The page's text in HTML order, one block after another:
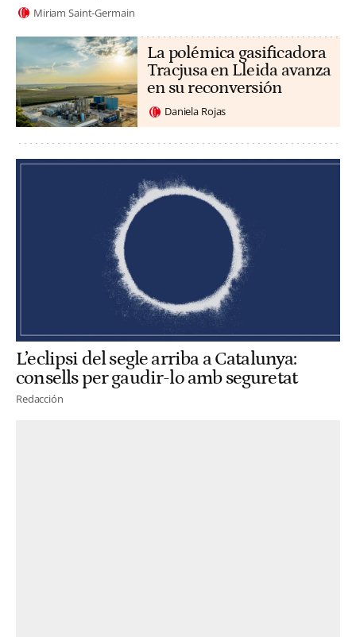
Miriam Saint-Germain
La polémica gasificadora
Tracjusa en Lleida avanza
en su reconversión
Daniela Rojas
L’eclipsi del segle arriba a Catalunya:
consells per gaudir-lo amb seguretat
Redacción